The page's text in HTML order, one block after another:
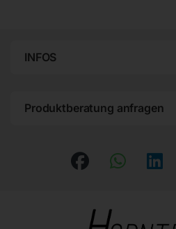
INFOS
Produktberatung anfragen